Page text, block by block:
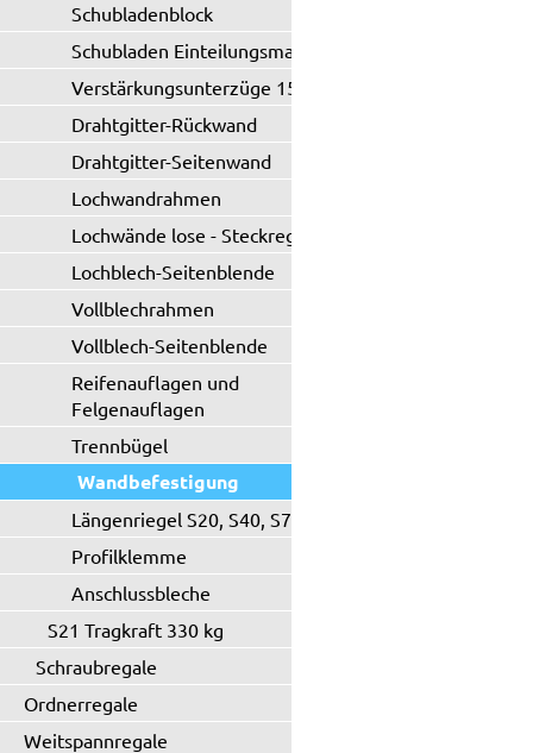
Schubladenblock
Schubladen Einteilungsmaterial
Verstärkungsunterzüge 150 kg
Drahtgitter-Rückwand
Drahtgitter-Seitenwand
Lochwandrahmen
Lochwände lose - Steckregal
Lochblech-Seitenblende
Vollblechrahmen
Vollblech-Seitenblende
Reifenauflagen und
Felgenauflagen
Trennbügel
Wandbefestigung
Längenriegel S20, S40, S71
Profilklemme
Anschlussbleche
S21 Tragkraft 330 kg
Schraubregale
Ordnerregale
Weitspannregale